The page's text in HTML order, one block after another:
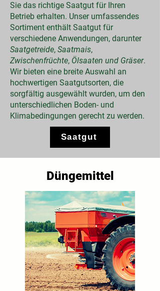
Sie das richtige Saatgut für Ihren
Betrieb erhalten. Unser umfassendes
Sortiment enthält Saatgut für
verschiedene Anwendungen, darunter
Saatgetreide, Saatmais,
Zwischenfrüchte, Ölsaaten und Gräser.
Wir bieten eine breite Auswahl an
hochwertigen Saatgutsorten, die
sorgfältig ausgewählt wurden, um den
unterschiedlichen Boden- und
Klimabedingungen gerecht zu werden.
Saatgut
Düngemittel